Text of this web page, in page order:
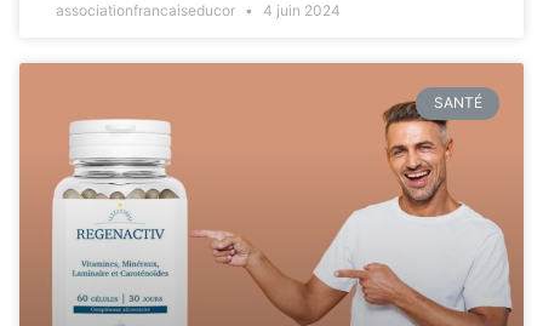
associationfrancaiseducor 4 juin 2024
SANTÉ